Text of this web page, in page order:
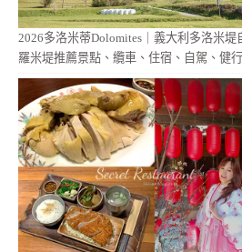
2026多洛米蒂Dolomites｜義大利多洛米
羅米堤推薦景點、纜車、住宿、自駕、健